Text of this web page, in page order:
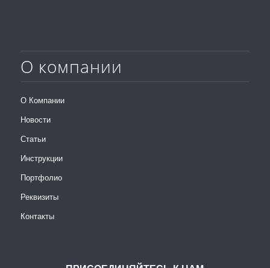
О компании
О Компании
Новости
Статьи
Инструкции
Портфолио
Реквизиты
Контакты